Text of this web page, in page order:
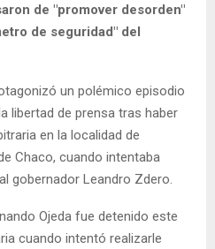
de "promover desorden"
de seguridad" del
un polémico episodio
libertad de prensa tras haber
en la localidad de
Chaco, cuando intentaba
gobernador Leandro Zdero.
Ojeda fue detenido este
cuando intentó realizarle